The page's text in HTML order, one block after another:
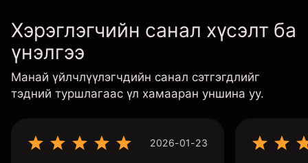
Хэрэглэгчийн санал хүсэлт ба
үнэлгээ
Манай үйлчлүүлэгчдийн санал сэтгэгдлийг
тэдний туршлагаас үл хамааран уншина уу.
2026-01-23